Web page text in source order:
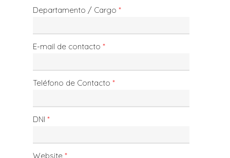
Departamento / Cargo*
E-mail de contacto*
Teléfono de Contacto*
DNI*
Website*